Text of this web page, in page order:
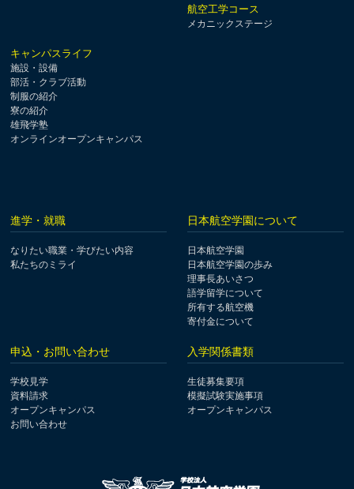
航空工学コース
メカニックステージ
キャンパスライフ
施設・設備
部活・クラブ活動
制服の紹介
寮の紹介
雄飛学塾
オンラインオープンキャンパス
進学・就職
なりたい職業・学びたい内容
私たちのミライ
日本航空学園について
日本航空学園
日本航空学園の歩み
理事長あいさつ
語学留学について
所有する航空機
寄付金について
申込・お問い合わせ
学校見学
資料請求
オープンキャンパス
お問い合わせ
入学関係書類
生徒募集要項
模擬試験実施事項
オープンキャンパス